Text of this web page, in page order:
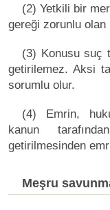
(2) Yetkili bir
gereği zorunlu
(3) Konusu suç
getirilemez. Aksi
sorumlu olur.
(4) Emrin,
kanun
getirilmesinden
Meşru